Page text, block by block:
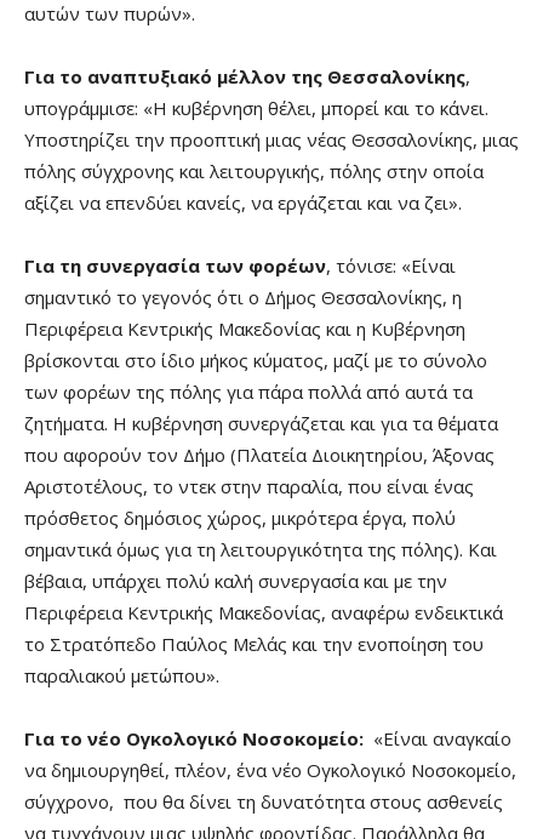
αυτών των πυρών».
Για το αναπτυξιακό μέλλον της Θεσσαλονίκης,
υπογράμμισε: «Η κυβέρνηση θέλει, μπορεί και το κάνει.
Υποστηρίζει την προοπτική μιας νέας Θεσσαλονίκης, μιας
πόλης σύγχρονης και λειτουργικής, πόλης στην οποία
αξίζει να επενδύει κανείς, να εργάζεται και να ζει».
Για τη συνεργασία των φορέων, τόνισε: «Είναι
σημαντικό το γεγονός ότι ο Δήμος Θεσσαλονίκης, η
Περιφέρεια Κεντρικής Μακεδονίας και η Κυβέρνηση
βρίσκονται στο ίδιο μήκος κύματος, μαζί με το σύνολο
των φορέων της πόλης για πάρα πολλά από αυτά τα
ζητήματα. Η κυβέρνηση συνεργάζεται και για τα θέματα
που αφορούν τον Δήμο (Πλατεία Διοικητηρίου, Άξονας
Αριστοτέλους, το ντεκ στην παραλία, που είναι ένας
πρόσθετος δημόσιος χώρος, μικρότερα έργα, πολύ
σημαντικά όμως για τη λειτουργικότητα της πόλης). Και
βέβαια, υπάρχει πολύ καλή συνεργασία και με την
Περιφέρεια Κεντρικής Μακεδονίας, αναφέρω ενδεικτικά
το Στρατόπεδο Παύλος Μελάς και την ενοποίηση του
παραλιακού μετώπου».
Για το νέο Ογκολογικό Νοσοκομείο: «Είναι αναγκαίο
να δημιουργηθεί, πλέον, ένα νέο Ογκολογικό Νοσοκομείο,
σύγχρονο, που θα δίνει τη δυνατότητα στους ασθενείς
να τυγχάνουν μιας υψηλής φροντίδας. Παράλληλα θα